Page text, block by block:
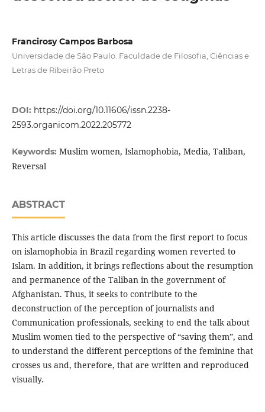
Francirosy Campos Barbosa
Universidade de São Paulo. Faculdade de Filosofia, Ciências e
Letras de Ribeirão Preto
DOI: https://doi.org/10.11606/issn.2238-
2593.organicom.2022.205772
Keywords: Muslim women, Islamophobia, Media, Taliban,
Reversal
ABSTRACT
This article discusses the data from the first report to focus
on islamophobia in Brazil regarding women reverted to
Islam. In addition, it brings reflections about the resumption
and permanence of the Taliban in the government of
Afghanistan. Thus, it seeks to contribute to the
deconstruction of the perception of journalists and
Communication professionals, seeking to end the talk about
Muslim women tied to the perspective of “saving them”, and
to understand the different perceptions of the feminine that
crosses us and, therefore, that are written and reproduced
visually.